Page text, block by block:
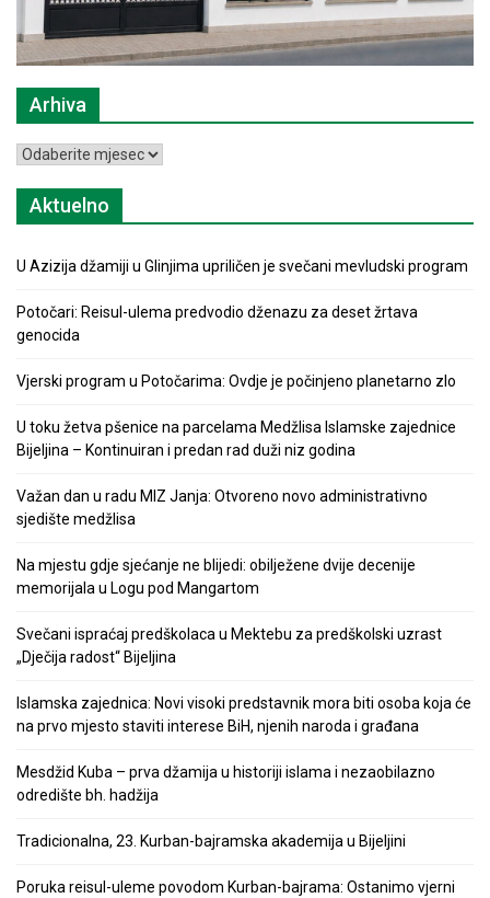
Arhiva
Arhiva
Aktuelno
U Azizija džamiji u Glinjima upriličen je svečani mevludski program
Potočari: Reisul-ulema predvodio dženazu za deset žrtava
genocida
Vjerski program u Potočarima: Ovdje je počinjeno planetarno zlo
U toku žetva pšenice na parcelama Medžlisa Islamske zajednice
Bijeljina – Kontinuiran i predan rad duži niz godina
Važan dan u radu MIZ Janja: Otvoreno novo administrativno
sjedište medžlisa
Na mjestu gdje sjećanje ne blijedi: obilježene dvije decenije
memorijala u Logu pod Mangartom
Svečani ispraćaj predškolaca u Mektebu za predškolski uzrast
„Dječija radost“ Bijeljina
Islamska zajednica: Novi visoki predstavnik mora biti osoba koja će
na prvo mjesto staviti interese BiH, njenih naroda i građana
Mesdžid Kuba – prva džamija u historiji islama i nezaobilazno
odredište bh. hadžija
Tradicionalna, 23. Kurban-bajramska akademija u Bijeljini
Poruka reisul-uleme povodom Kurban-bajrama: Ostanimo vjerni